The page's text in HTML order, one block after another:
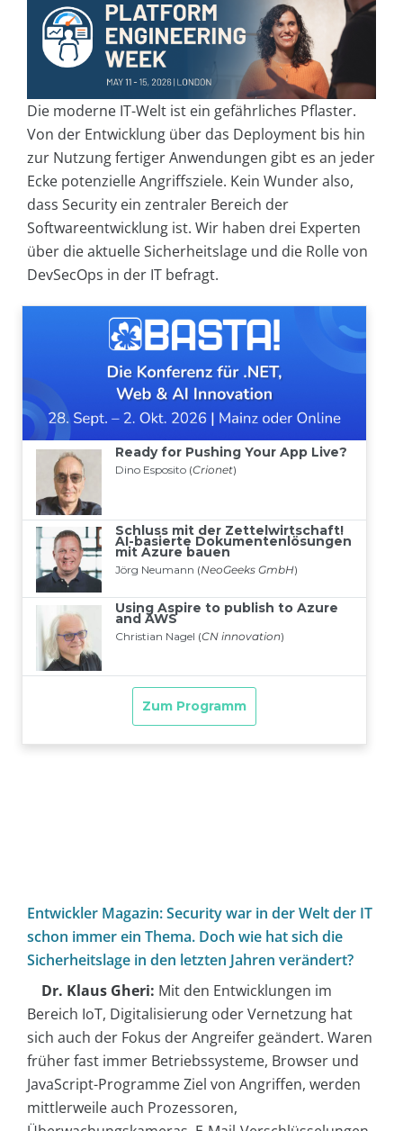
Die moderne IT-Welt ist ein gefährliches Pflaster.
Von der Entwicklung über das Deployment bis hin
zur Nutzung fertiger Anwendungen gibt es an jeder
Ecke potenzielle Angriffsziele. Kein Wunder also,
dass Security ein zentraler Bereich der
Softwareentwicklung ist. Wir haben drei Experten
über die aktuelle Sicherheitslage und die Rolle von
DevSecOps in der IT befragt.
Entwickler Magazin: Security war in der Welt der IT
schon immer ein Thema. Doch wie hat sich die
Sicherheitslage in den letzten Jahren verändert?
Dr. Klaus Gheri: Mit den Entwicklungen im
Bereich IoT, Digitalisierung oder Vernetzung hat
sich auch der Fokus der Angreifer geändert. Waren
früher fast immer Betriebssysteme, Browser und
JavaScript-Programme Ziel von Angriffen, werden
mittlerweile auch Prozessoren,